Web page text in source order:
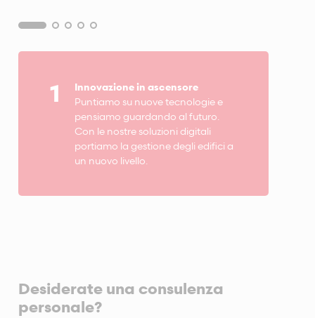
1
Innovazione in ascensore
Puntiamo su nuove tecnologie e
pensiamo guardando al futuro.
Con le nostre soluzioni digitali
portiamo la gestione degli edifici a
un nuovo livello.
Desiderate una consulenza
personale?